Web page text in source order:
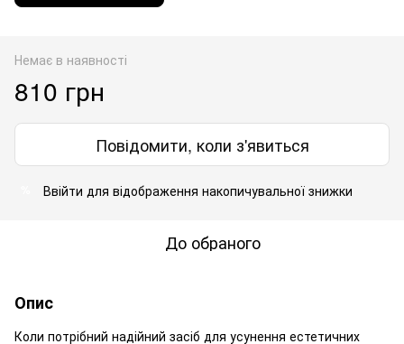
Немає в наявності
810 грн
Повідомити, коли з'явиться
Ввійти для відображення накопичувальної знижки
До обраного
Опис
Коли потрібний надійний засіб для усунення естетичних